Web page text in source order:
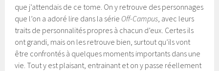
que j’attendais de ce tome. On y retrouve des personnages
que l’on a adoré lire dans la série Off-Campus , avec leurs
traits de personnalités propres à chacun d’eux. Certes ils
ont grandi, mais on les retrouve bien, surtout qu’ils vont
être confrontés à quelques moments importants dans une
vie. Tout y est plaisant, entrainant et on y passe réellement